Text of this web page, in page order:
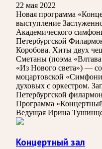
22 мая 2022
Новая программа
выступление
Академического
Петербургской
Коробова. Хиты двух
Сметаны (поэма
«Из Нового света») —
моцартовской
духовых с оркестром.
Петербургской
Программа «Концертный
Ведущая Ирина
Концертный зал